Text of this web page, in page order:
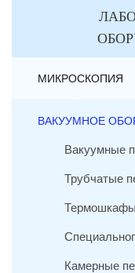
МИКРОСКОПИЯ
ВАКУУМНОЕ
Вакуумные
Трубчатые
Термошкафы
Камерные